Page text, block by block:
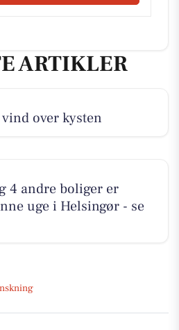
ARTIKLER
over kysten
4 andre boliger er
uge i Helsingør - se